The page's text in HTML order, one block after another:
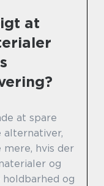
at
at spare
hvis der
og
og